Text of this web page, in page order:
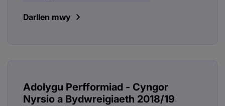
Darllen mwy
Adolygu Perfformiad - Cyngor
Nyrsio a Bydwreigiaeth 2018/19